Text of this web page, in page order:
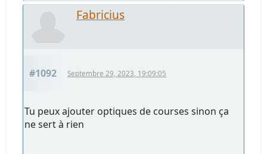
Fabricius
#1092 Septembre 29, 2023, 19:09:05
Tu peux ajouter optiques de courses sinon ça
ne sert à rien